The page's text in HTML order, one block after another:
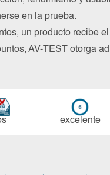
en la prueba.
un producto recibe
AV-TEST otorga
ex­ce­len­te